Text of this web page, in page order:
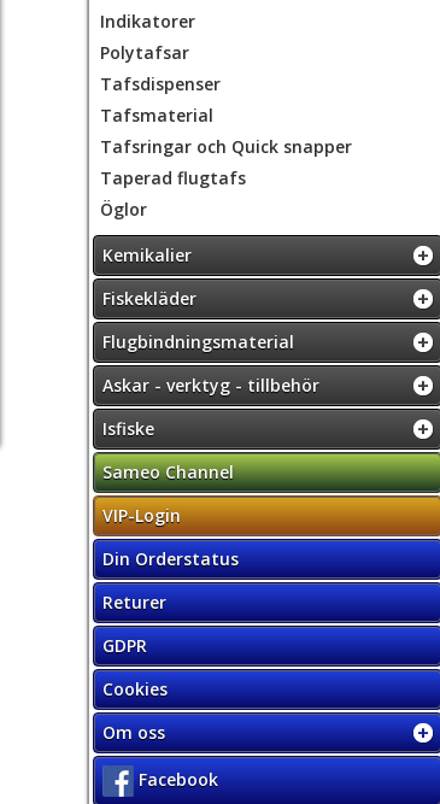
Indikatorer
Polytafsar
Tafsdispenser
Tafsmaterial
Tafsringar och Quick snapper
Taperad flugtafs
Öglor
Kemikalier
Fiskekläder
Flugbindningsmaterial
Askar - verktyg - tillbehör
Isfiske
Sameo Channel
VIP-Login
Din Orderstatus
Returer
GDPR
Cookies
Om oss
Facebook